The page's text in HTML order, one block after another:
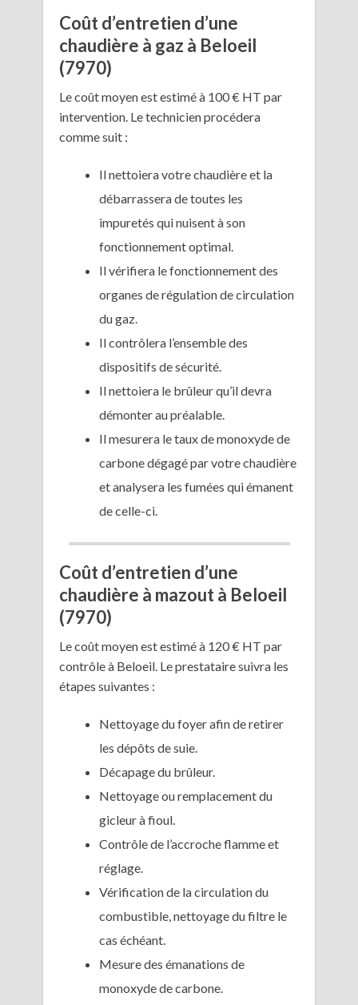
Coût d’entretien d’une
chaudière à gaz à Beloeil
(7970)
Le coût moyen est estimé à 100 € HT par
intervention. Le technicien procédera
comme suit :
Il nettoiera votre chaudière et la
débarrassera de toutes les
impuretés qui nuisent à son
fonctionnement optimal.
Il vérifiera le fonctionnement des
organes de régulation de circulation
du gaz.
Il contrôlera l’ensemble des
dispositifs de sécurité.
Il nettoiera le brûleur qu’il devra
démonter au préalable.
Il mesurera le taux de monoxyde de
carbone dégagé par votre chaudière
et analysera les fumées qui émanent
de celle-ci.
Coût d’entretien d’une
chaudière à mazout à Beloeil
(7970)
Le coût moyen est estimé à 120 € HT par
contrôle à Beloeil. Le prestataire suivra les
étapes suivantes :
Nettoyage du foyer afin de retirer
les dépôts de suie.
Décapage du brûleur.
Nettoyage ou remplacement du
gicleur à fioul.
Contrôle de l’accroche flamme et
réglage.
Vérification de la circulation du
combustible, nettoyage du filtre le
cas échéant.
Mesure des émanations de
monoxyde de carbone.